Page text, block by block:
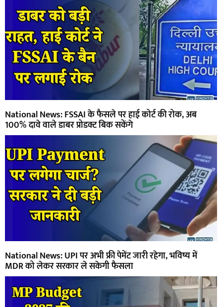
National News: FSSAI के फैसले पर हाई कोर्ट की रोक, अब
100% दावे वाले डाबर प्रोडक्ट बिक सकेंगे
National News: UPI पर अभी फ्री पेमेंट जारी रहेगा, भविष्य में
MDR को लेकर सरकार ले सकेगी फैसला